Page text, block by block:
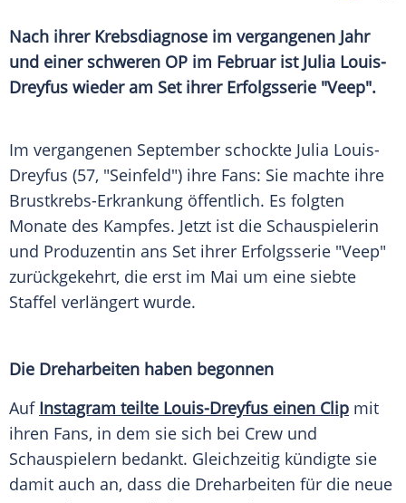
Nach ihrer Krebsdiagnose im vergangenen Jahr
und einer schweren OP im Februar ist Julia Louis-
Dreyfus wieder am Set ihrer Erfolgsserie "Veep".
Im vergangenen September schockte Julia Louis-
Dreyfus (57, "Seinfeld") ihre Fans: Sie machte ihre
Brustkrebs-Erkrankung öffentlich. Es folgten
Monate des Kampfes. Jetzt ist die Schauspielerin
und Produzentin ans Set ihrer Erfolgsserie "Veep"
zurückgekehrt, die erst im Mai um eine siebte
Staffel verlängert wurde.
Die Dreharbeiten haben begonnen
Auf Instagram teilte Louis-Dreyfus einen Clip mit
ihren Fans, in dem sie sich bei Crew und
Schauspielern bedankt. Gleichzeitig kündigte sie
damit auch an, dass die Dreharbeiten für die neue